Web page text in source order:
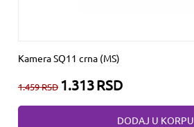
Kamera SQ11 crna (MS)
1.459RSD 1.313RSD
DODAJ U KORPU